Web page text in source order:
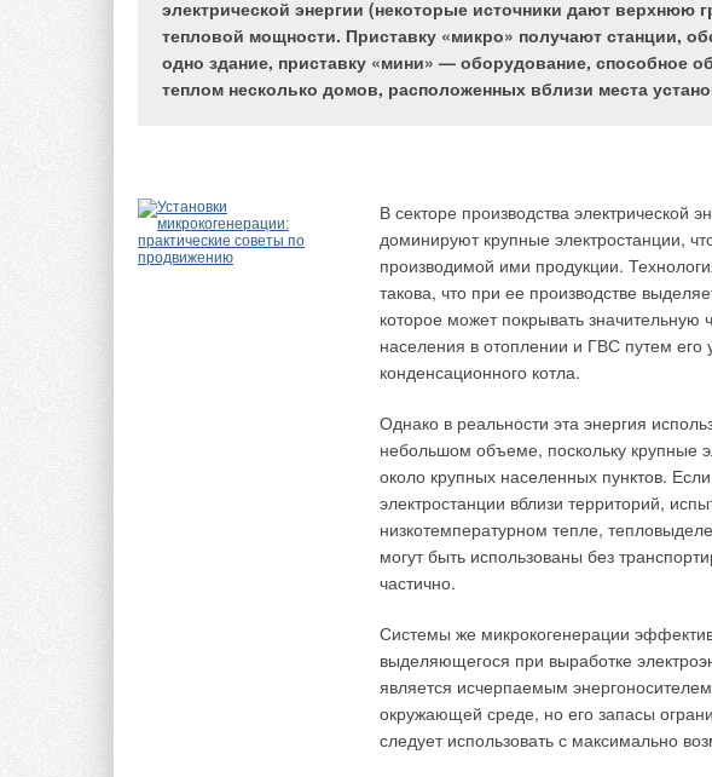
электрической энергии (некоторые источники дают верхнюю
тепловой мощности. Приставку «микро» получают станции,
одно здание, приставку «мини» — оборудование, способное
теплом несколько домов, расположенных вблизи места
В секторе производства электрической
доминируют крупные электростанции,
производимой ими продукции.
такова, что при ее производстве
которое может покрывать значительную
населения в отоплении и ГВС путем его
конденсационного котла.
Однако в реальности эта энергия
небольшом объеме, поскольку крупные
около крупных населенных пунктов.
электростанции вблизи территорий,
низкотемпературном тепле,
могут быть использованы без
частично.
Системы же микрокогенерации
выделяющегося при выработке
является исчерпаемым
окружающей среде, но его запасы
следует использовать с максимально
Наличие сертификата помогает
продукции и является определенной
проводимой в стране реорганизации
профессиональными консультациями
области подтверждения соответствия
Николаевичу СИНИЦИНУ.
«Краш-тест» для сантехники
технического регулирования в нашей
сертификации, осуществляемой в
расширяется. Так, основным
добровольной сертификации на
Федеральный закон от 6 октября 1999
организации законодательных
государственной власти субъектов
Данный закон датирован 27.12.2002.
28.09.2010. На сегодняшний день, по
добровольной сертификации с
сантехнику необходимо представить в